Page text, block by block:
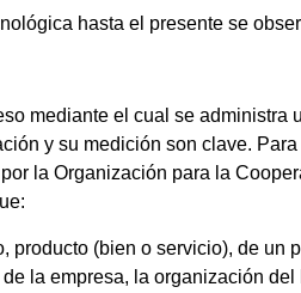
hasta el presente se
mediante el cual se administra
y su medición son clave.
la Organización para la
(bien o servicio), de un
la empresa, la organización